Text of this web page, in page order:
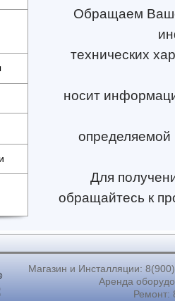
Обращаем Ваше
технических
носит
определяемой
Для
обращайтесь к
Магазин и Инсталляции:
Аренда
Ремонт: